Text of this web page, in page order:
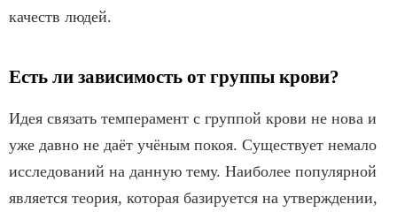
качеств людей.
Есть ли зависимость от группы крови?
Идея связать темперамент с группой крови не нова и
уже давно не даёт учёным покоя. Существует немало
исследований на данную тему. Наиболее популярной
является теория, которая базируется на утверждении,